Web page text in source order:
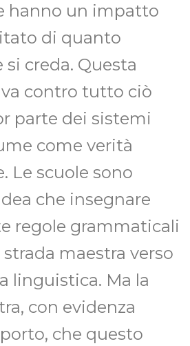
hanno un impatto
di quanto
creda. Questa
contro tutto ciò
parte dei sistemi
come verità
Le scuole sono
che insegnare
regole grammaticali
maestra verso
linguistica. Ma la
con evidenza
che questo